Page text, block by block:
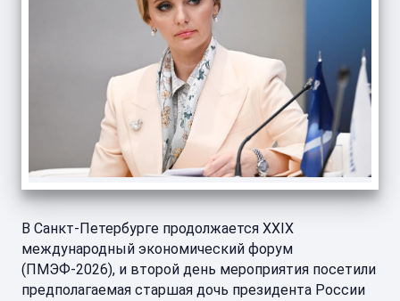
В Санкт-Петербурге продолжается XXIX
международный экономический форум
(ПМЭФ-2026), и второй день мероприятия посетили
предполагаемая старшая дочь президента России